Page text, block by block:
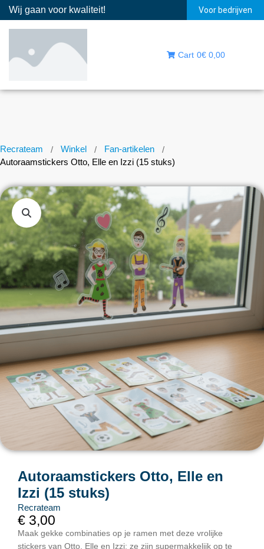
Wij gaan voor kwaliteit! Voor bedrijven
Cart 0€ 0,00
Recrateam / Winkel / Fan-artikelen
/
Autoraamstickers Otto, Elle en Izzi (15 stuks)
Autoraamstickers Otto, Elle en
Izzi (15 stuks)
Recrateam
€ 3,00
Maak gekke combinaties op je ramen met deze vrolijke
stickers van Otto, Elle en Izzi: ze zijn supermakkelijk op te